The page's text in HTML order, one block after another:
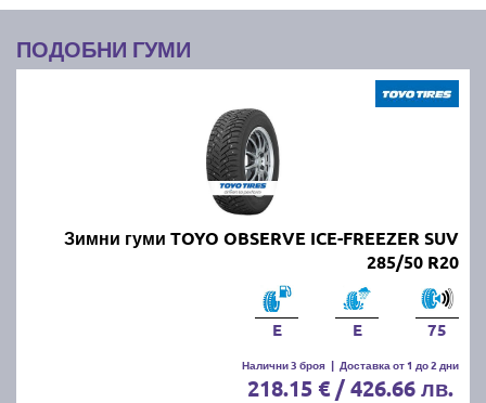
ПОДОБНИ ГУМИ
Зимни гуми TOYO OBSERVE ICE-FREEZER SUV
285/50 R20
E E 75
Налични 3 броя | Доставка от 1 до 2 дни
218.15 € / 426.66 лв.